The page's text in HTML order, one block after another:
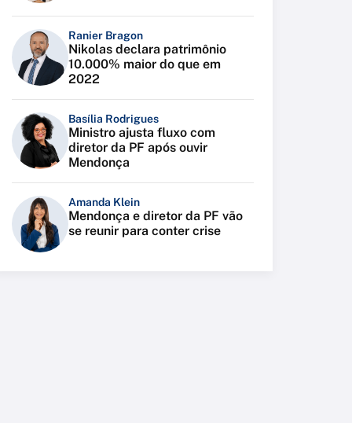
Ranier Bragon
Nikolas declara patrimônio
10.000% maior do que em
2022
Basília Rodrigues
Ministro ajusta fluxo com
diretor da PF após ouvir
Mendonça
Amanda Klein
Mendonça e diretor da PF vão
se reunir para conter crise